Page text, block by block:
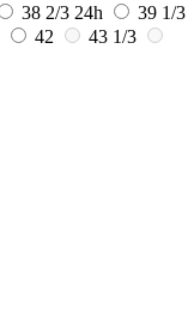
38 2/3 24h
39 1/3
42
43 1/3